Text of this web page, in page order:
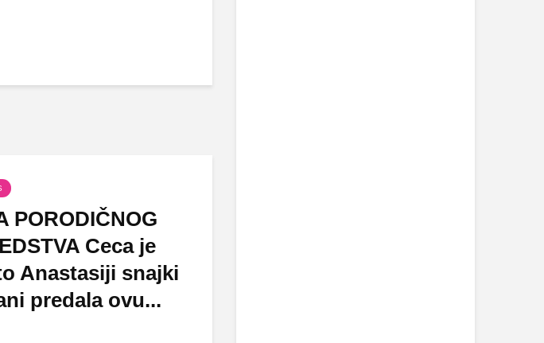
PORODIČNOG
Ceca je
Anastasiji snajki
predala ovu...